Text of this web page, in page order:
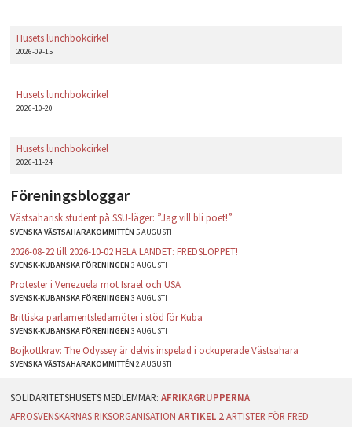
Husets lunchbokcirkel
2026-09-15
Husets lunchbokcirkel
2026-10-20
Husets lunchbokcirkel
2026-11-24
Föreningsbloggar
Västsaharisk student på SSU-läger: ”Jag vill bli poet!”
SVENSKA VÄSTSAHARAKOMMITTÉN5 AUGUSTI
2026-08-22 till 2026-10-02 HELA LANDET: FREDSLOPPET!
SVENSK-KUBANSKA FÖRENINGEN3 AUGUSTI
Protester i Venezuela mot Israel och USA
SVENSK-KUBANSKA FÖRENINGEN3 AUGUSTI
Brittiska parlamentsledamöter i stöd för Kuba
SVENSK-KUBANSKA FÖRENINGEN3 AUGUSTI
Bojkottkrav: The Odyssey är delvis inspelad i ockuperade Västsahara
SVENSKA VÄSTSAHARAKOMMITTÉN2 AUGUSTI
AFRIKAGRUPPERNA
AFROSVENSKARNAS RIKSORGANISATION ARTIKEL 2 ARTISTER FÖR FRED